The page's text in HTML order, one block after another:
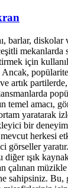
barlar, diskolar
mekanlarda
için
artık
temel amacı,
yaratarak
bir deneyim
herkesi
görseller
diğer ışık
çalınan
sahipsiniz. Bu,